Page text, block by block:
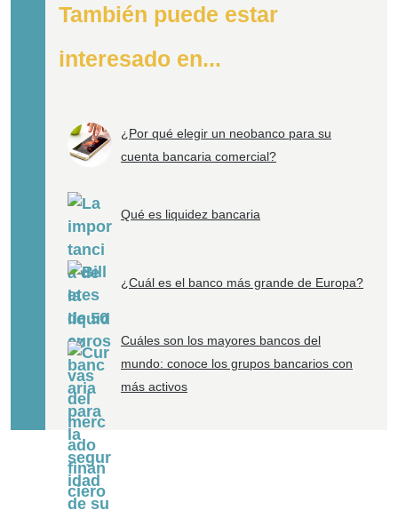
También puede estar
interesado en...
¿Por qué elegir un neobanco para su
cuenta bancaria comercial?
Qué es liquidez bancaria
¿Cuál es el banco más grande de Europa?
Cuáles son los mayores bancos del
mundo: conoce los grupos bancarios con
más activos